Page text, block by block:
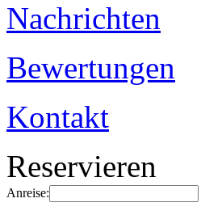
Nachrichten
Bewertungen
Kontakt
Reservieren
Anreise: